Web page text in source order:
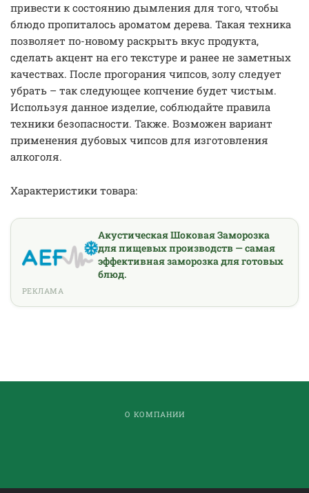
привести к состоянию дымления для того, чтобы
блюдо пропиталось ароматом дерева. Такая техника
позволяет по-новому раскрыть вкус продукта,
сделать акцент на его текстуре и ранее не заметных
качествах. После прогорания чипсов, золу следует
убрать – так следующее копчение будет чистым.
Используя данное изделие, соблюдайте правила
техники безопасности. Также. Возможен вариант
применения дубовых чипсов для изготовления
алкоголя.
Характеристики товара:
Акустическая Шоковая Заморозка
для пищевых производств — самая
эффективная заморозка для готовых
блюд.
РЕКЛАМА
О КОМПАНИИ